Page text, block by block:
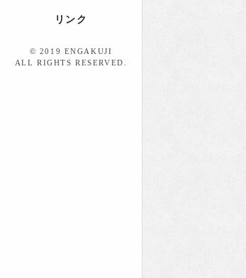
リンク
© 2019 ENGAKUJI
ALL RIGHTS RESERVED.